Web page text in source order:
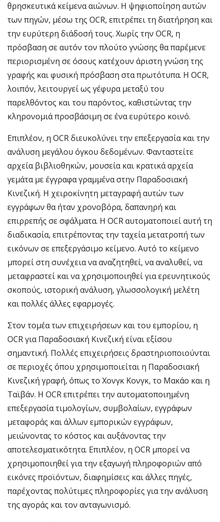
θρησκευτικά κείμενα αιώνων. Η ψηφιοποίηση αυτών
των πηγών, μέσω της OCR, επιτρέπει τη διατήρηση και
την ευρύτερη διάδοσή τους. Χωρίς την OCR, η
πρόσβαση σε αυτόν τον πλούτο γνώσης θα παρέμενε
περιορισμένη σε όσους κατέχουν άριστη γνώση της
γραφής και φυσική πρόσβαση στα πρωτότυπα. Η OCR,
λοιπόν, λειτουργεί ως γέφυρα μεταξύ του
παρελθόντος και του παρόντος, καθιστώντας την
κληρονομιά προσβάσιμη σε ένα ευρύτερο κοινό.
Επιπλέον, η OCR διευκολύνει την επεξεργασία και την
ανάλυση μεγάλου όγκου δεδομένων. Φανταστείτε
αρχεία βιβλιοθηκών, μουσεία και κρατικά αρχεία
γεμάτα με έγγραφα γραμμένα στην Παραδοσιακή
Κινεζική. Η χειροκίνητη μεταγραφή αυτών των
εγγράφων θα ήταν χρονοβόρα, δαπανηρή και
επιρρεπής σε σφάλματα. Η OCR αυτοματοποιεί αυτή τη
διαδικασία, επιτρέποντας την ταχεία μετατροπή των
εικόνων σε επεξεργάσιμο κείμενο. Αυτό το κείμενο
μπορεί στη συνέχεια να αναζητηθεί, να αναλυθεί, να
μεταφραστεί και να χρησιμοποιηθεί για ερευνητικούς
σκοπούς, ιστορική ανάλυση, γλωσσολογική μελέτη
και πολλές άλλες εφαρμογές.
Στον τομέα των επιχειρήσεων και του εμπορίου, η
OCR για Παραδοσιακή Κινεζική είναι εξίσου
σημαντική. Πολλές επιχειρήσεις δραστηριοποιούνται
σε περιοχές όπου χρησιμοποιείται η Παραδοσιακή
Κινεζική γραφή, όπως το Χονγκ Κονγκ, το Μακάο και η
Ταϊβάν. Η OCR επιτρέπει την αυτοματοποιημένη
επεξεργασία τιμολογίων, συμβολαίων, εγγράφων
μεταφοράς και άλλων εμπορικών εγγράφων,
μειώνοντας το κόστος και αυξάνοντας την
αποτελεσματικότητα. Επιπλέον, η OCR μπορεί να
χρησιμοποιηθεί για την εξαγωγή πληροφοριών από
εικόνες προϊόντων, διαφημίσεις και άλλες πηγές,
παρέχοντας πολύτιμες πληροφορίες για την ανάλυση
της αγοράς και τον ανταγωνισμό.